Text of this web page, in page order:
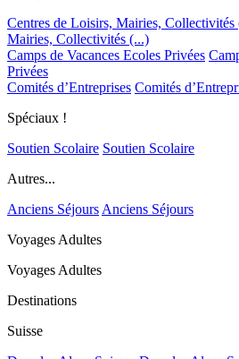
Centres de Loisirs, Mairies, Collectivités
Mairies, Collectivités (...)
Camps de Vacances Ecoles Privées
Privées
Comités d’Entreprises Comités
Spéciaux !
Soutien Scolaire Soutien Scolaire
Autres...
Anciens SéjoursAnciens Séjours
Voyages Adultes
Voyages Adultes
Destinations
Suisse